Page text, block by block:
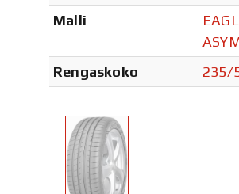
Malli
Rengaskoko
235/